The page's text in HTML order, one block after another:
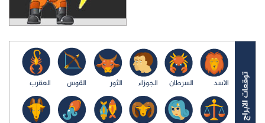
الاسد السرطان الجوزاء الثور القوس العقرب